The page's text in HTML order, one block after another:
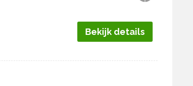
Bekijk details